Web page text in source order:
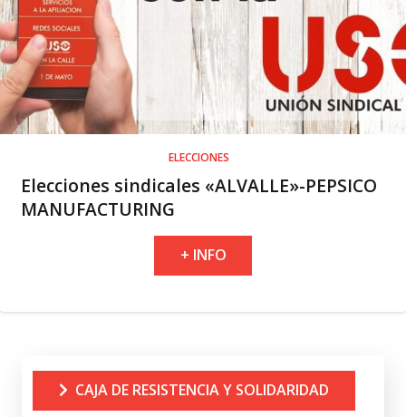
ELECCIONES
Elecciones sindicales «ALVALLE»-PEPSICO
MANUFACTURING
+ INFO
CAJA DE RESISTENCIA Y SOLIDARIDAD